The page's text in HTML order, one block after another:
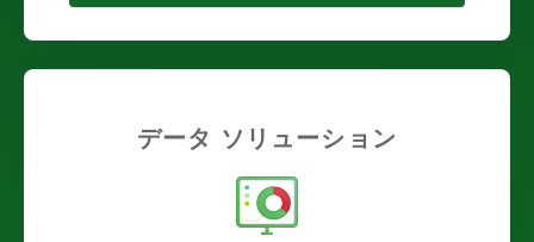
データ ソリューション